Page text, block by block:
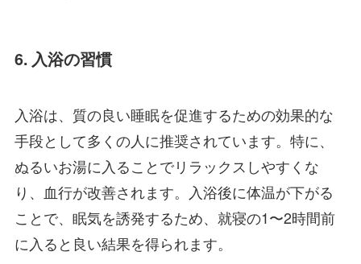
6. 入浴の習慣
入浴は、質の良い睡眠を促進するための効果的な
手段として多くの人に推奨されています。特に、
ぬるいお湯に入ることでリラックスしやすくな
り、血行が改善されます。入浴後に体温が下がる
ことで、眠気を誘発するため、就寝の1〜2時間前
に入ると良い結果を得られます。